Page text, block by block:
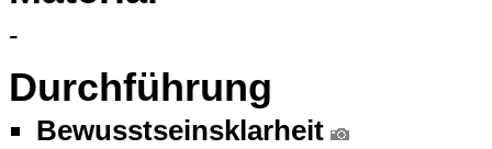
-
Durchführung
Bewusstseinsklarheit